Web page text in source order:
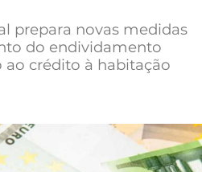
prepara novas medidas
do endividamento
ao crédito à habitação